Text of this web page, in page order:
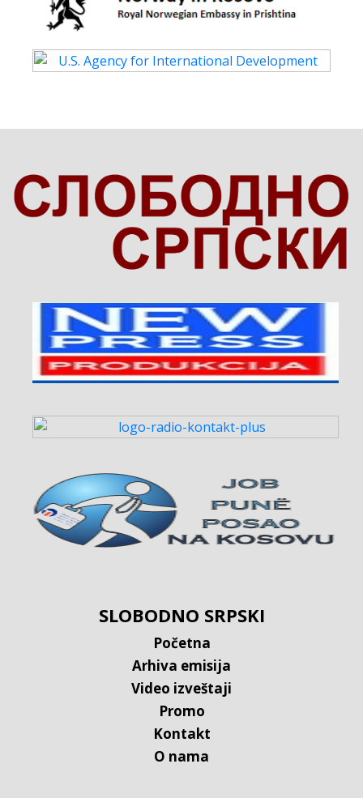
SLOBODNO SRPSKI
Početna
Arhiva emisija
Video izveštaji
Promo
Kontakt
O nama